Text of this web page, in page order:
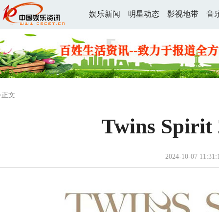
娱乐新闻 明星动态 影视地带 音
文
Twins Spirit
2024-10-07